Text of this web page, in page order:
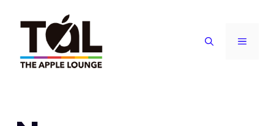
contenuto
MENU